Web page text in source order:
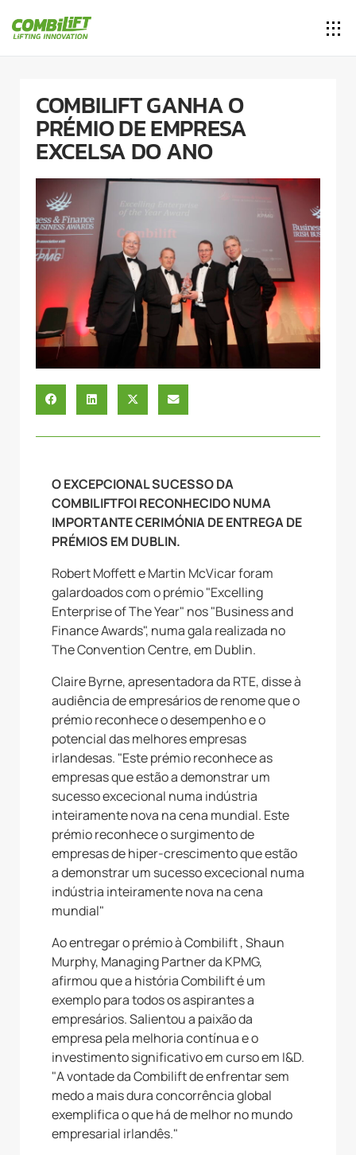
COMBILIFT GANHA O
PRÉMIO DE EMPRESA
EXCELSA DO ANO
O EXCEPCIONAL SUCESSO DA
COMBILIFTFOI RECONHECIDO NUMA
IMPORTANTE CERIMÓNIA DE ENTREGA DE
PRÉMIOS EM DUBLIN.
Robert Moffett e Martin McVicar foram
galardoados com o prémio "Excelling
Enterprise of The Year" nos "Business and
Finance Awards", numa gala realizada no
The Convention Centre, em Dublin.
Claire Byrne, apresentadora da RTE, disse à
audiência de empresários de renome que o
prémio reconhece o desempenho e o
potencial das melhores empresas
irlandesas. "Este prémio reconhece as
empresas que estão a demonstrar um
sucesso excecional numa indústria
inteiramente nova na cena mundial. Este
prémio reconhece o surgimento de
empresas de hiper-crescimento que estão
a demonstrar um sucesso excecional numa
indústria inteiramente nova na cena
mundial"
Ao entregar o prémio à Combilift , Shaun
Murphy, Managing Partner da KPMG,
afirmou que a história Combilift é um
exemplo para todos os aspirantes a
empresários. Salientou a paixão da
empresa pela melhoria contínua e o
investimento significativo em curso em I&D.
"A vontade da Combilift de enfrentar sem
medo a mais dura concorrência global
exemplifica o que há de melhor no mundo
empresarial irlandês."